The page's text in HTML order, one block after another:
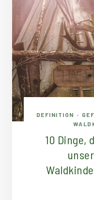
DEFINITION •
10 Dinge,